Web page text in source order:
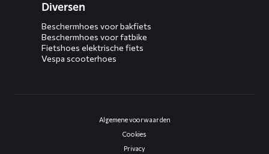
Diversen
Beschermhoes voor bakfiets
Beschermhoes voor fatbike
Fietshoes elektrische fiets
Vespa scooterhoes
Algemene voorwaarden
Cookies
Privacy